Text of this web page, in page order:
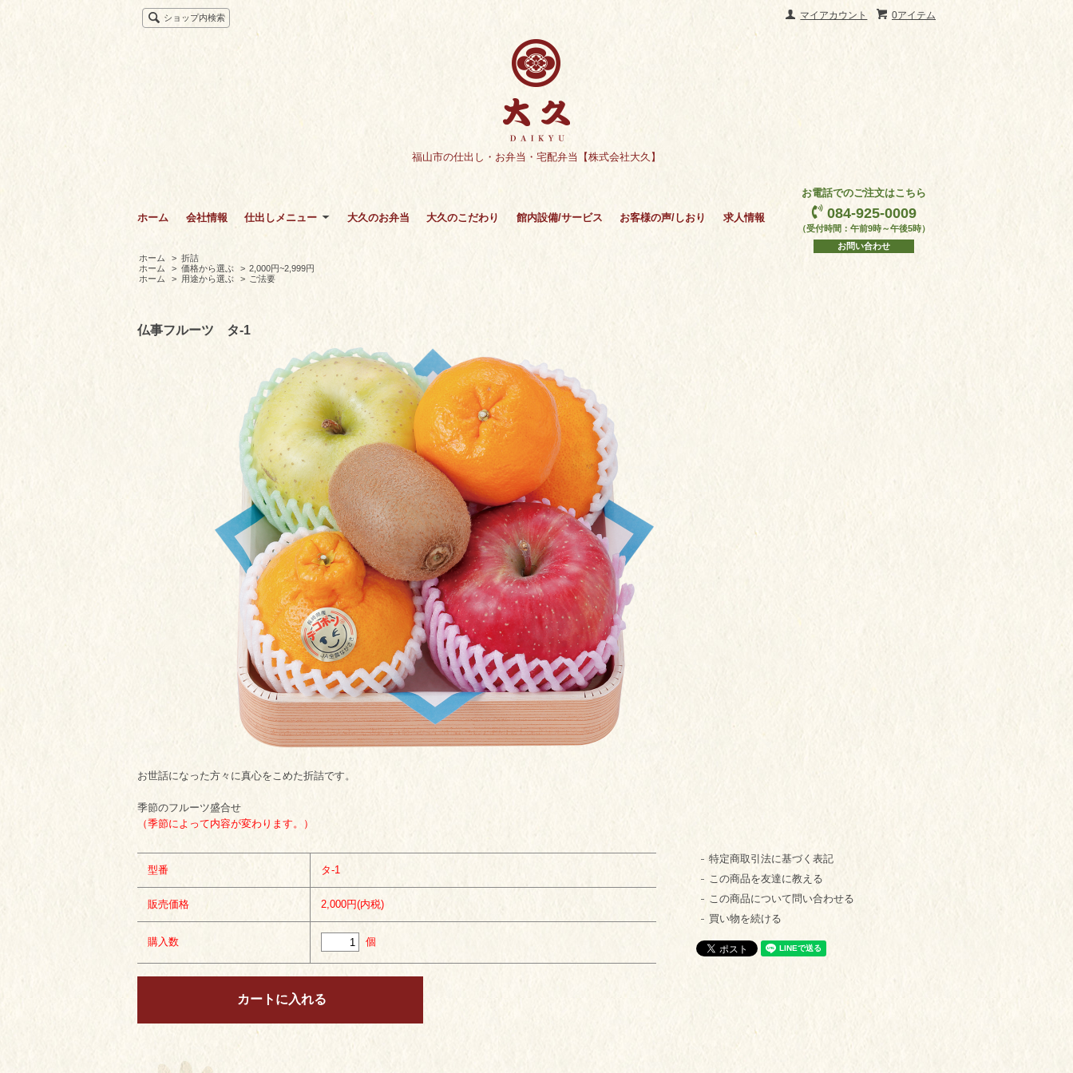
0アイテム
マイアカウント
ショップ内検索
福山市の仕出し・お弁当・宅配弁当【株式会社大久】
ホーム 会社情報 仕出しメニュー 大久のお弁当 大久のこだわり 館内設備/サービス お客様の声/しおり 求人情報
お電話でのご注文はこちら
084-925-0009
（受付時間：午前9時～午後5時）
お問い合わせ
ホーム
> 折詰
ホーム
> 価格から選ぶ > 2,000円~2,999円
ホーム
> 用途から選ぶ > ご法要
仏事フルーツ タ-1
お世話になった方々に真心をこめた折詰です。
季節のフルーツ盛合せ
（季節によって内容が変わります。）
型番 タ-1
販売価格 2,000円(内税)
購入数 個
特定商取引法に基づく表記
この商品を友達に教える
この商品について問い合わせる
買い物を続ける